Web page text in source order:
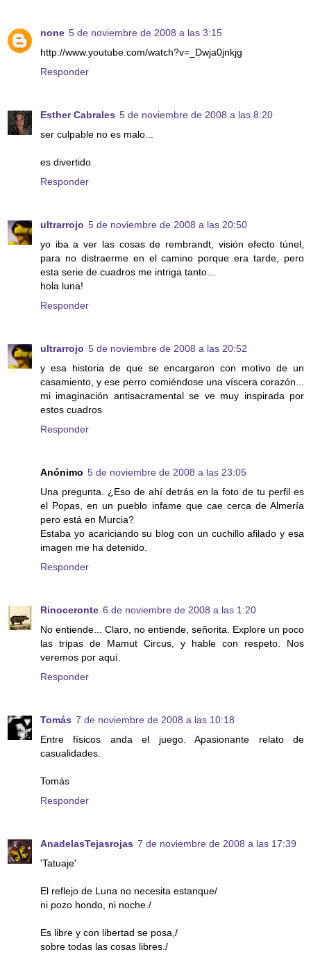
none 5 de noviembre de 2008 a las 3:15
http://www.youtube.com/watch?v=_Dwja0jnkjg
Responder
Esther Cabrales 5 de noviembre de 2008 a las 8:20
ser culpable no es malo...
es divertido
Responder
ultrarrojo 5 de noviembre de 2008 a las 20:50
yo iba a ver las cosas de rembrandt, visión efecto túnel,
para no distraerme en el camino porque era tarde, pero
esta serie de cuadros me intriga tanto...
hola luna!
Responder
ultrarrojo 5 de noviembre de 2008 a las 20:52
y esa historia de que se encargaron con motivo de un
casamiento, y ese perro comiéndose una víscera corazón...
mi imaginación antisacramental se ve muy inspirada por
estos cuadros
Responder
Anónimo 5 de noviembre de 2008 a las 23:05
Una pregunta. ¿Eso de ahí detrás en la foto de tu perfil es
el Popas, en un pueblo infame que cae cerca de Almería
pero está en Murcia?
Estaba yo acariciando su blog con un cuchillo afilado y esa
imagen me ha detenido.
Responder
Rinoceronte 6 de noviembre de 2008 a las 1:20
No entiende... Claro, no entiende, señorita. Explore un poco
las tripas de Mamut Circus, y hable con respeto. Nos
veremos por aquí.
Responder
Tomás 7 de noviembre de 2008 a las 10:18
Entre físicos anda el juego. Apasionante relato de
casualidades.
Tomás
Responder
AnadelasTejasrojas 7 de noviembre de 2008 a las 17:39
'Tatuaje'
El reflejo de Luna no necesita estanque/
ni pozo hondo, ni noche./
Es libre y con libertad se posa,/
sobre todas las cosas libres./